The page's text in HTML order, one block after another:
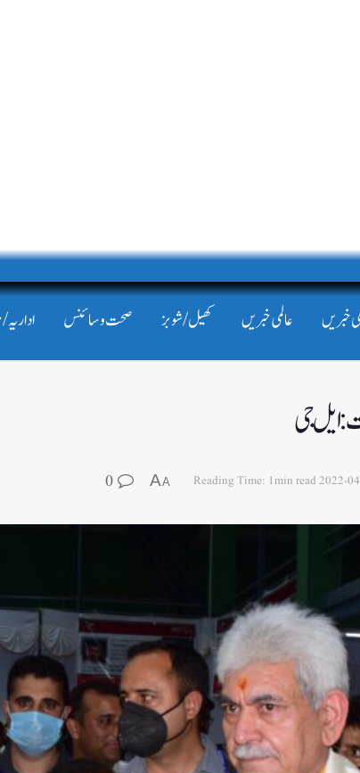
خبریں عالمی خبریں کھیل/شوبز صحت و سائنس
ایل جی
2022-
Reading Time: 1min read
A
A